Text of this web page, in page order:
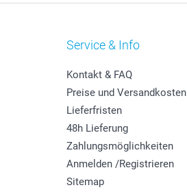
Service & Info
Kontakt & FAQ
Preise und Versandkosten
Lieferfristen
48h Lieferung
Zahlungsmöglichkeiten
Anmelden /Registrieren
Sitemap